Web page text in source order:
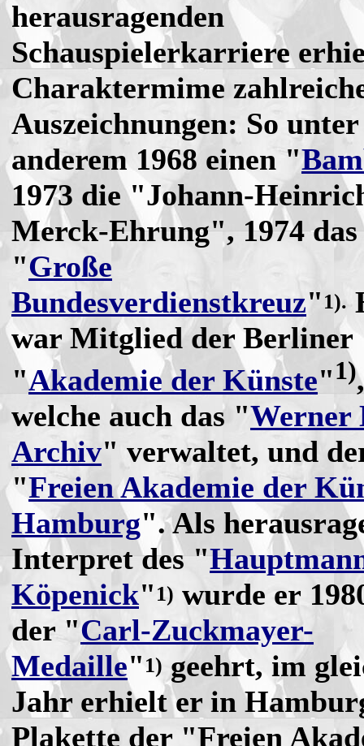
herausragenden
Schauspielerkarriere
Charaktermime
Auszeichnungen: So unter
anderem 1968 einen "
1973 die "Johann-
Merck-Ehrung", 1974 das
"Große
Bundesverdienstkreuz" 1).
war Mitglied der Berliner
"Akademie der Künste"1),
welche auch das "Werner
Archiv" verwaltet, und
"Freien Akademie der
Hamburg". Als
Interpret des "
Köpenick" 1) wurde er
der "Carl-Zuckmayer-
Medaille" 1) geehrt, im
Jahr erhielt er in
Plakette der "Freien